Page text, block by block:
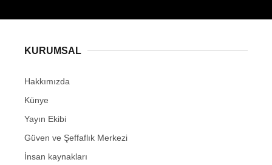
KURUMSAL
Hakkımızda
Künye
Yayın Ekibi
Güven ve Şeffaflık Merkezi
İnsan kaynakları